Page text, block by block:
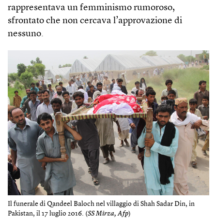
rappresentava un femminismo rumoroso,
sfrontato che non cercava l’approvazione di
nessuno.
Il funerale di Qandeel Baloch nel villaggio di Shah Sadar Din, in
Pakistan, il 17 luglio 2016. (SS Mirza, Afp)